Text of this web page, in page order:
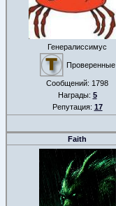
Генералиссимус
Проверенные
Сообщений: 1798
Награды: 5
Репутация: 17
Faith